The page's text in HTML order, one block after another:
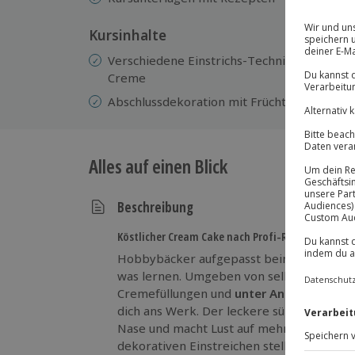
Kursinhalte
Verschiedene Einstrichs-Techniken und
Creme
Abschlussdekoration mit Früchten und
Alles auf einen Blick
Beschreibung
Köstlicher Cream Cake nach Profi-Rezept
Hobbybäcker aufgepasst beim Backkurs
was lernen. Umgeben von selbst
Cremefüllungen und unter Anleitung
dich ans Werk. Der leckere süßliche
Nase und macht Lust auf mehr. Beim
dekorativen Einstreichen stellst du dich